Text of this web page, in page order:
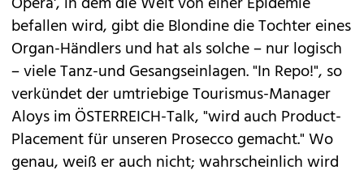
befallen wird, gibt die Blondine die Tochter eines
Organ-Händlers und hat als solche – nur logisch
– viele Tanz-und Gesangseinlagen. "In Repo!", so
verkündet der umtriebige Tourismus-Manager
Aloys im ÖSTERREICH-Talk, "wird auch Product-
Placement für unseren Prosecco gemacht." Wo
genau, weiß er auch nicht; wahrscheinlich wird